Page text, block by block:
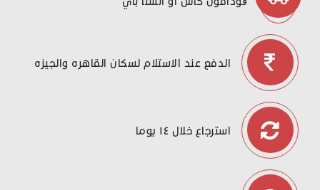
الدفع عند الاستلام لسكان القاهره والجيزه
استرجاع خلال ١٤ يوما